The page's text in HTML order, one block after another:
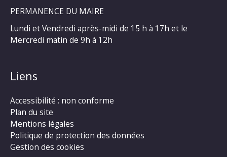
PERMANENCE DU MAIRE
Lundi et Vendredi après-midi de 15 h à 17h et le
Mercredi matin de 9h à 12h
Liens
Accessibilité : non conforme
Plan du site
Mentions légales
Politique de protection des données
Gestion des cookies